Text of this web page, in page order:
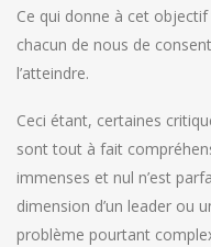
Ce qui donne à cet
chacun de nous de
l’atteindre.
Ceci étant, certaines
sont tout à fait
immenses et nul n’est
dimension d’un leader ou
problème pourtant